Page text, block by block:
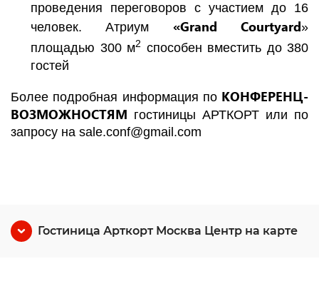
проведения переговоров с участием до 16
человек. Атриум «Grand Courtyard»
площадью 300 м2 способен вместить до 380
гостей
Более подробная информация поКОНФЕРЕНЦ-
ВОЗМОЖНОСТЯМ гостиницы АРТКОРТ или по
запросу на sale.conf@gmail.com
Гостиница Арткорт Москва Центр на карте